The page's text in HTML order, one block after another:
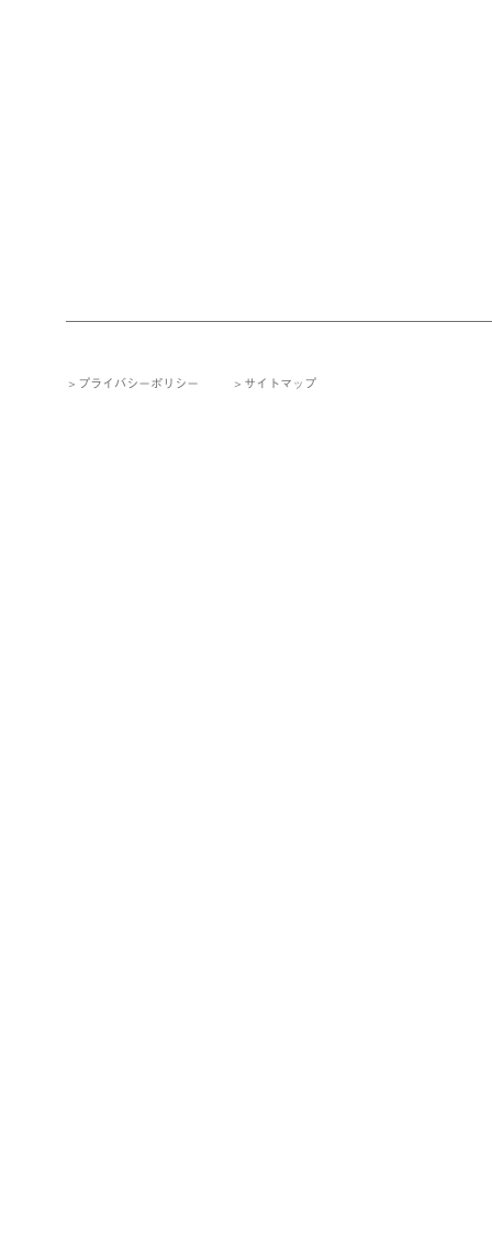
プライバシーポリシー サイトマップ